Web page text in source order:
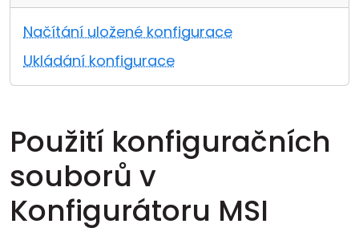
Načítání uložené konfigurace
Ukládání konfigurace
Použití konfiguračních
souborů v
Konfigurátoru MSI
Cloud a on-premise